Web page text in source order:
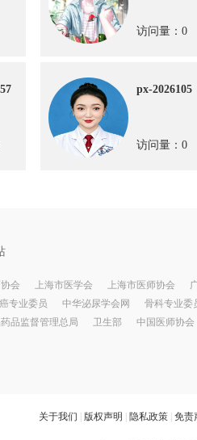
访问量：0
px-2026105
访问量：0
会 上海市医学会 上海市医师协会
专业委员 中华泌尿学会网
骨科专业委
品监督管理总局 卫生部 中国医师协会
关于我们 版权声明 隐私政策 免责